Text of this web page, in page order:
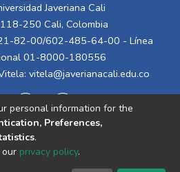
Javeriana Cali
250 Cali, Colombia
82-00/602-485-64-00 - Línea
01-8000-180556
vitela@javerianacali.edu.co
personal information for the
Preferences,
.
privacy policy.